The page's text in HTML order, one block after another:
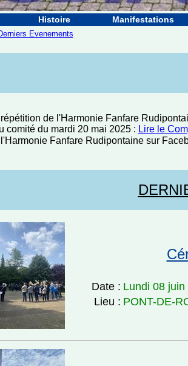
Histoire Manifestations
Evenements
de l'Harmonie Fanfare
comité du mardi 20 mai 2025 : Lire le
Fanfare Rudipontaine sur
Date : Lundi 08 juin
Lieu : PONT-DE-